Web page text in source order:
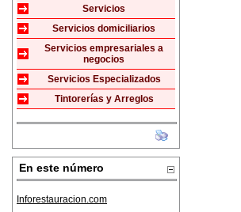
Servicios
Servicios domiciliarios
Servicios empresariales a
negocios
Servicios Especializados
Tintorerías y Arreglos
En este número
Inforestauracion.com